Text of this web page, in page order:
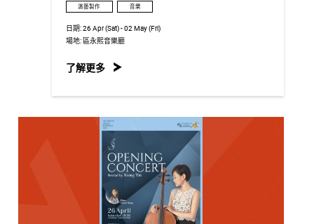
演藝製作 音樂
日期:26 Apr (Sat) - 02 May (Fri)
場地:區永熙音樂廳
了解更多